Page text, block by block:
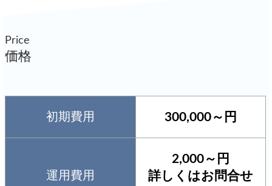
Price
価格
初期費用 300,000～ 円
運用費用
2,000～ 円
詳しくはお問合せ